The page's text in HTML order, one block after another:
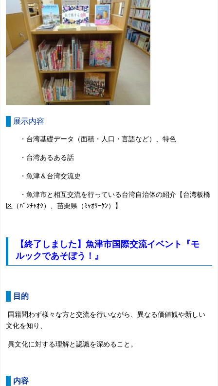
展示内容
・台湾基礎データ（面積・人口・言語など）、特色
・台湾あるある話
・魚津＆台湾交流史
・魚津市と相互交流を行っている台湾自治体の紹介【台湾板橋
区（ﾊﾞﾝﾁｬｵｸ）、苗栗県（ﾐｬｵﾘｰｹﾝ）】
【終了しました】魚津市国際交流イベント『モ
ルックであそぼう！』
目的
国籍問わず様々な方と交流を行いながら、異なる価値観や新しい
文化を知り、
異文化に対する理解と認識を深めること。
内容